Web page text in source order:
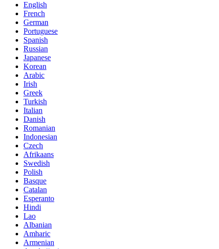
English
French
German
Portuguese
Spanish
Russian
Japanese
Korean
Arabic
Irish
Greek
Turkish
Italian
Danish
Romanian
Indonesian
Czech
Afrikaans
Swedish
Polish
Basque
Catalan
Esperanto
Hindi
Lao
Albanian
Amharic
Armenian